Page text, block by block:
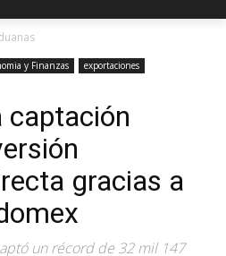
y Finanzas
exportaciones
captación
gracias a
un récord de 32 mil 147